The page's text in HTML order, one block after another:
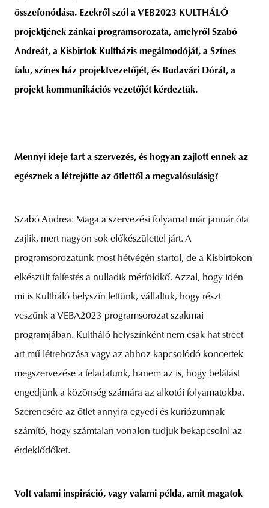
összefonódása. Ezekről szól a VEB2023 KULTHÁLÓ
projektjének zánkai programsorozata, amelyről Szabó
Andreát, a Kisbirtok Kultbázis megálmodóját, a Színes
falu, színes ház projektvezetőjét, és Budavári Dórát, a
projekt kommunikációs vezetőjét kérdeztük.
Mennyi ideje tart a szervezés, és hogyan zajlott ennek az
egésznek a létrejötte az ötlettől a megvalósulásig?
Szabó Andrea: Maga a szervezési folyamat már január óta
zajlik, mert nagyon sok előkészülettel járt. A
programsorozatunk most hétvégén startol, de a Kisbirtokon
elkészült falfestés a nulladik mérföldkő. Azzal, hogy idén
mi is Kultháló helyszín lettünk, vállaltuk, hogy részt
veszünk a VEBA2023 programsorozat szakmai
programjában. Kultháló helyszínként nem csak hat street
art mű létrehozása vagy az ahhoz kapcsolódó koncertek
megszervezése a feladatunk, hanem az is, hogy belátást
engedjünk a közönség számára az alkotói folyamatokba.
Szerencsére az ötlet annyira egyedi és kuriózumnak
számító, hogy számtalan vonalon tudjuk bekapcsolni az
érdeklődőket.
Volt valami inspiráció, vagy valami példa, amit magatok